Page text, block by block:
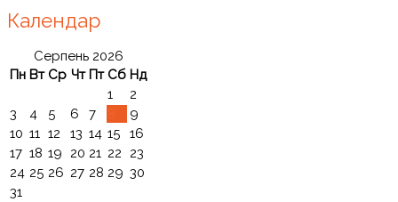
Календар
Серпень 2026
Пн Вт Ср Чт Пт Сб Нд
1
2
3
4 5 6 7
9
10 11 12 13 14 15
16
17 18 19 20 21 22
23
24 25 26 27 28 29 30
31